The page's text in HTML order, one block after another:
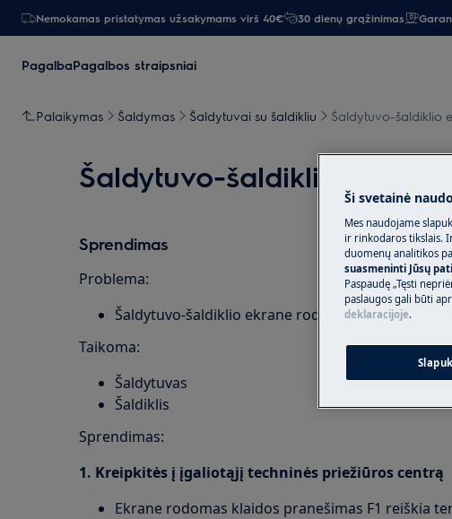
Nemokamas pristatymas užsakymams virš 40€ 30 dienų grąžinimas
PagalbaPagalbos straipsniai
Palaikymas Šaldymas Šaldytuvai su šaldikliu Šaldytuvo-šaldiklio
Šaldytuvo-šaldiklio ekrane
Sprendimas
Problema:
Šaldytuvo-šaldiklio ekrane rodomas klaidos
Taikoma:
Šaldytuvas
Šaldiklis
Sprendimas:
1. Kreipkitės į įgaliotąjį techninės priežiūros centrą
Ekrane rodomas klaidos pranešimas F1 reiškia
Ši svetainė
Mes naudojame
ir rinkodaros tikslais.
duomenų analitikos
suasmeninti Jūsų
Paspaudę „Tęsti
paslaugos gali būti
deklaracijoje.